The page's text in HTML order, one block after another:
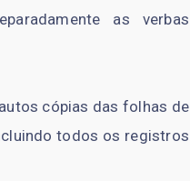
as verbas
cópias das folhas de
todos os registros